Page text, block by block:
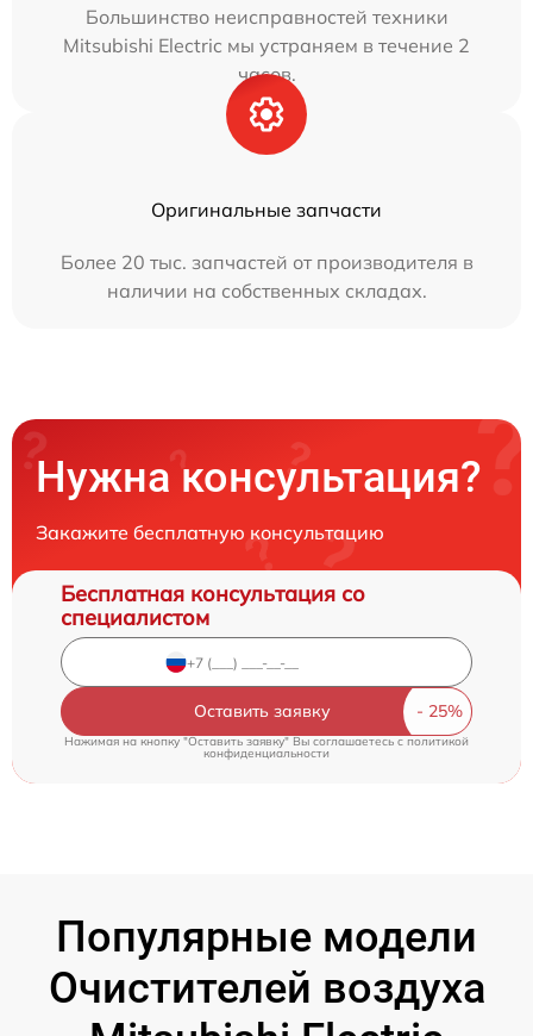
Большинство неисправностей техники
Mitsubishi Electric мы устраняем в течение 2
часов.
Оригинальные запчасти
Более 20 тыс. запчастей от производителя в
наличии на собственных складах.
Нужна консультация?
Закажите бесплатную консультацию
Бесплатная консультация со
специалистом
Оставить заявку
Нажимая на кнопку "Оставить заявку" Вы соглашаетесь c политикой
конфиденциальности
Популярные модели
Очистителей воздуха